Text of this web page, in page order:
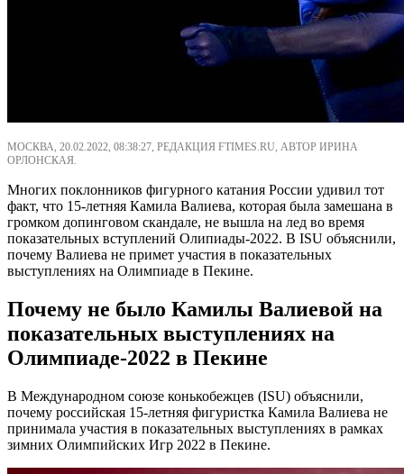
МОСКВА, 20.02.2022, 08:38:27, РЕДАКЦИЯ FTIMES.RU, АВТОР ИРИНА
ОРЛОНСКАЯ.
Многих поклонников фигурного катания России удивил тот
факт, что 15-летняя Камила Валиева, которая была замешана в
громком допинговом скандале, не вышла на лед во время
показательных вступлений Олипиады-2022. В ISU объяснили,
почему Валиева не примет участия в показательных
выступлениях на Олимпиаде в Пекине.
Почему не было Камилы Валиевой на
показательных выступлениях на
Олимпиаде-2022 в Пекине
В Международном союзе конькобежцев (ISU) объяснили,
почему российская 15-летняя фигуристка Камила Валиева не
принимала участия в показательных выступлениях в рамках
зимних Олимпийских Игр 2022 в Пекине.